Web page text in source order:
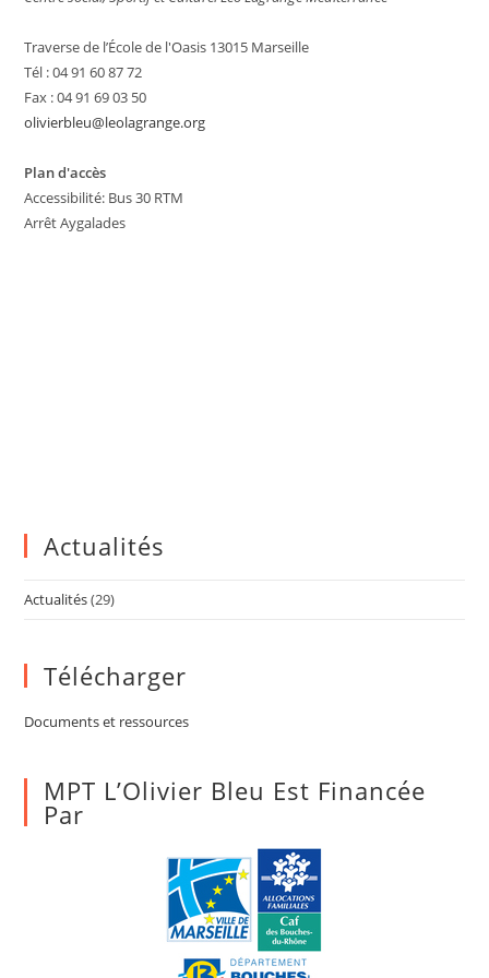
Traverse de l’École de l'Oasis 13015 Marseille
Tél : 04 91 60 87 72
Fax : 04 91 69 03 50
olivierbleu@leolagrange.org
Plan d'accès
Accessibilité: Bus 30 RTM
Arrêt Aygalades
Actualités
Actualités(29)
Télécharger
Documents et ressources
MPT L’Olivier Bleu Est Financée
Par